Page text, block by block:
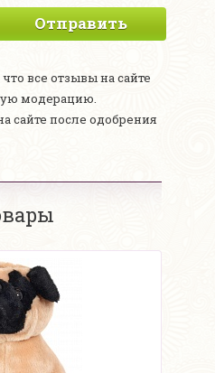
Отправить
все отзывы на сайте
модерацию.
сайте после одобрения